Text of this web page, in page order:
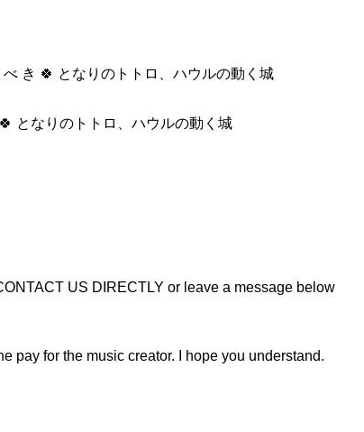
き 🍀 となりのトトロ、ハウルの動く城
となりのトトロ、ハウルの動く城
US DIRECTLY or leave a message below
pay for the music creator. I hope you understand.